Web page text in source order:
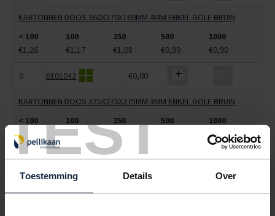
TEST
Toestemming Details Over
KARTONNEN DOOS 360X270X160MM 4MM ENKEL GOLF BRUIN
< 100
100 250 500
1000
€1,26
€1,17 €1,08 €0,99 €0,90
6101042 €0,00
KARTONNEN DOOS 375X275X275MM 3MM ENKEL GOLF BRUIN
< 100
100 250 500
1000
€1,47
€1,37 €1,26 €1,05
6101043 €0,00